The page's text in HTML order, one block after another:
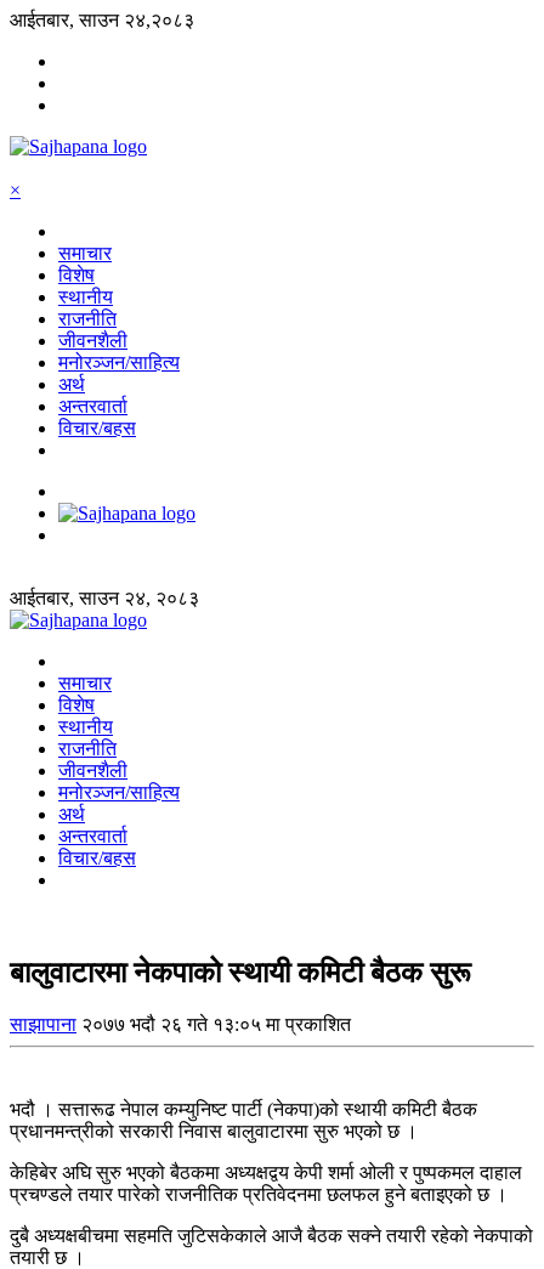
आईतबार, साउन २४,२०८३
×
समाचार
विशेष
स्थानीय
राजनीति
जीवनशैली
मनोरञ्जन/साहित्य
अर्थ
अन्तरवार्ता
विचार/बहस
आईतबार, साउन २४, २०८३
समाचार
विशेष
स्थानीय
राजनीति
जीवनशैली
मनोरञ्जन/साहित्य
अर्थ
अन्तरवार्ता
विचार/बहस
बालुवाटारमा नेकपाको स्थायी कमिटी बैठक सुरू
साझापाना २०७७ भदौ २६ गते १३:०५ मा प्रकाशित
भदौ । सत्तारूढ नेपाल कम्युनिष्ट पार्टी (नेकपा)को स्थायी कमिटी बैठक
प्रधानमन्त्रीको सरकारी निवास बालुवाटारमा सुरु भएको छ ।
केहिबेर अघि सुरु भएको बैठकमा अध्यक्षद्वय केपी शर्मा ओली र पुष्पकमल दाहाल
प्रचण्डले तयार पारेको राजनीतिक प्रतिवेदनमा छलफल हुने बताइएको छ ।
दुबै अध्यक्षबीचमा सहमति जुटिसकेकाले आजै बैठक सक्ने तयारी रहेको नेकपाको
तयारी छ ।